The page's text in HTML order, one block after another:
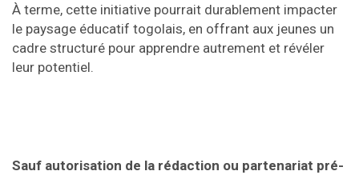
À terme, cette initiative pourrait durablement impacter
le paysage éducatif togolais, en offrant aux jeunes un
cadre structuré pour apprendre autrement et révéler
leur potentiel.
Sauf autorisation de la rédaction ou partenariat pré-